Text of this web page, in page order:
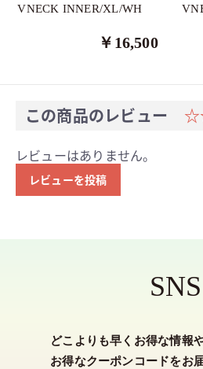
VNECK INNER/XL/WH
￥16,500
この商品のレビュー
レビューはありません。
レビューを投稿
SNS
どこよりも早くお得な情報
お得なクーポンコードをお